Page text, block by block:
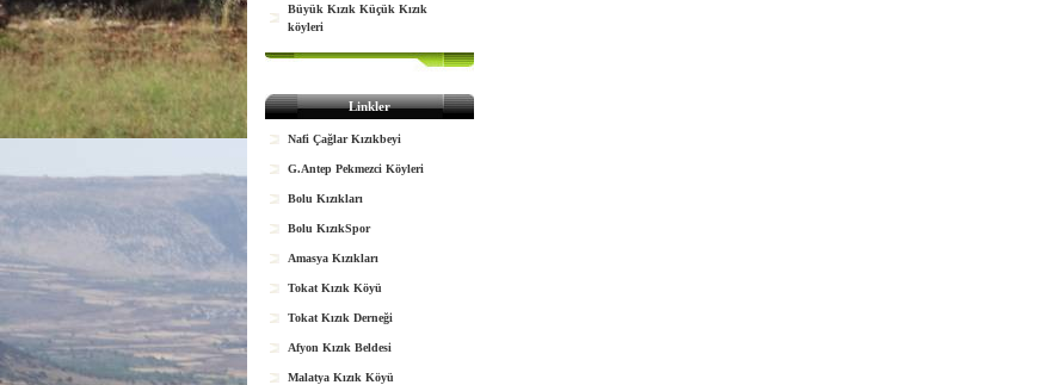
Büyük Kızık Küçük Kızık
köyleri
Linkler
Nafi Çağlar Kızıkbeyi
G.Antep Pekmezci Köyleri
Bolu Kızıkları
Bolu KızıkSpor
Amasya Kızıkları
Tokat Kızık Köyü
Tokat Kızık Derneği
Afyon Kızık Beldesi
Malatya Kızık Köyü